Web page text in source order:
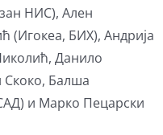
НИС), Ален
(Игокеа, БИХ), Андрија
Данило
Скоко, Балша
и Марко Пецарски